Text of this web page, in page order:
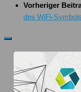
Vorheriger
des WiFi-Symbols